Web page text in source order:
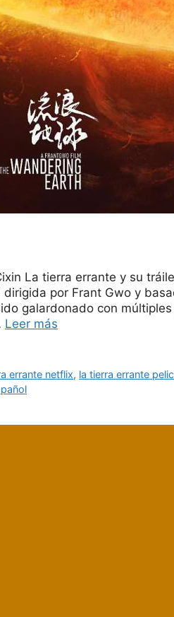
La tierra errante y su
por Frant Gwo y
galardonado con
Leer más
errante netflix, la tierra errante